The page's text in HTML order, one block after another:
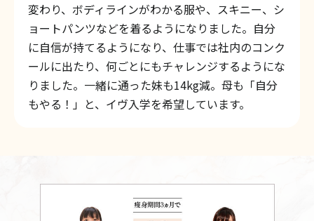
変わり、ボディラインがわかる服や、スキニー、シ
ョートパンツなどを着るようになりました。自分
に自信が持てるようになり、仕事では社内のコンク
ールに出たり、何ごとにもチャレンジするようにな
りました。一緒に通った妹も14kg減。母も「自分
もやる！」と、イヴ入学を希望しています。